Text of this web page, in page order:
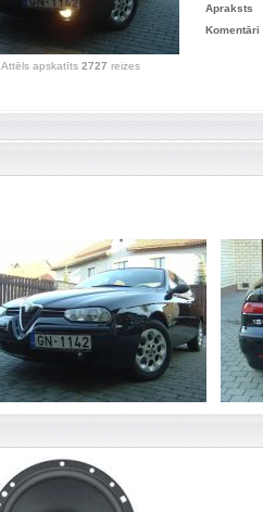
Attēls apskatīts 2727 reizes
Apraksts
Komentāri